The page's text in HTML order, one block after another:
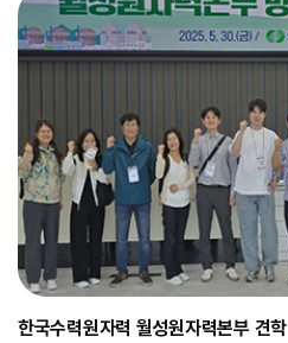
한국수력원자력 월성원자력본부 견학